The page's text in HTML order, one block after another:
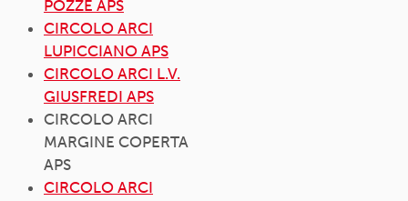
POZZE APS
CIRCOLO ARCI
LUPICCIANO APS
CIRCOLO ARCI L.V.
GIUSFREDI APS
CIRCOLO ARCI
MARGINE COPERTA
APS
CIRCOLO ARCI